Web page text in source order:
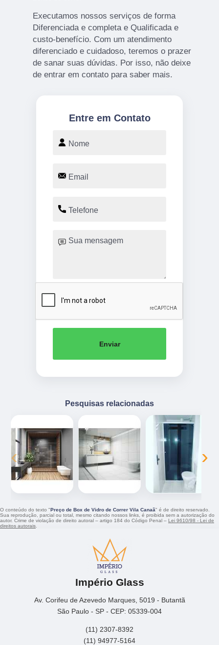
Executamos nossos serviços de forma
Diferenciada e completa e Qualificada e
custo-benefício. Com um atendimento
diferenciado e cuidadoso, teremos o prazer
de sanar suas dúvidas. Por isso, não deixe
de entrar em contato para saber mais.
Entre em Contato
Enviar
Pesquisas relacionadas
‹ ›
O conteúdo do texto "Preço de Box de Vidro de Correr Vila Canaã" é de direito reservado.
Sua reprodução, parcial ou total, mesmo citando nossos links, é proibida sem a autorização do
autor. Crime de violação de direito autoral – artigo 184 do Código Penal – Lei 9610/98 - Lei de
direitos autorais
Império Glass
Av. Corifeu de Azevedo Marques, 5019 - Butantã
São Paulo - SP - CEP: 05339-004
(11) 2307-8392
(11) 94977-5164